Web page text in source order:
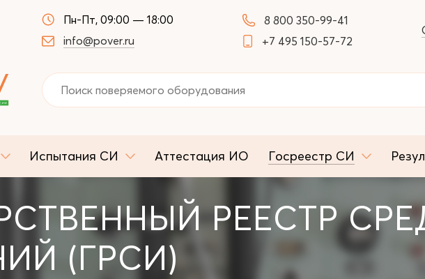
Пн-Пт, 09:00 — 18:00
info@pover.ru
8 800 350-99-41
+7 495 150-57-72
Испытания СИ Аттестация ИО Госреестр СИ
РЕЕСТР
(ГРСИ)